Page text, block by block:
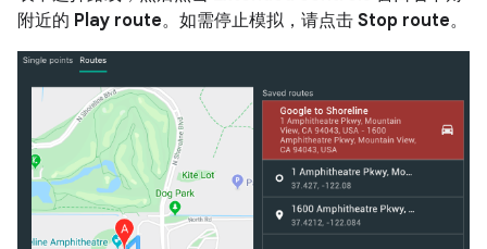
附近的 Play route。如需停止模拟，请点击 Stop route。